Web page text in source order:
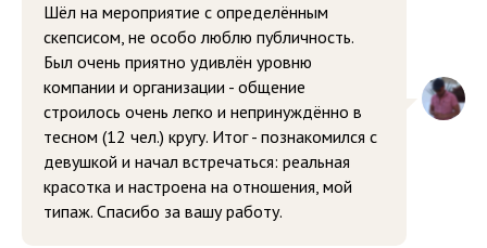
Шёл на мероприятие с определённым
скепсисом, не особо люблю публичность.
Был очень приятно удивлён уровню
компании и организации - общение
строилось очень легко и непринуждённо в
тесном (12 чел.) кругу. Итог - познакомился с
девушкой и начал встречаться: реальная
красотка и настроена на отношения, мой
типаж. Спасибо за вашу работу.